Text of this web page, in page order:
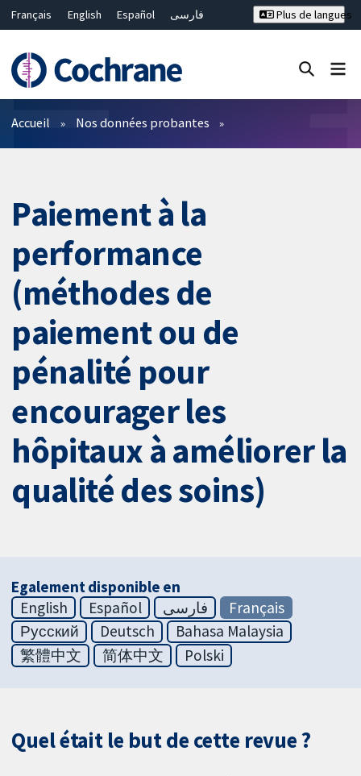
Français English Español
فارسی
Bahasa Malaysia
ไทย
繁體中文
简体中文
Plus de langues
Filtres
Accueil Nos données probantes
Paiement à la
performance
(méthodes de
paiement ou de
pénalité pour
encourager les
hôpitaux à améliorer la
qualité des soins)
Egalement disponible en
English
Español فارسی
Français
Русский
Deutsch
Bahasa Malaysia
繁體中文
简体中文 Polski
Quel était le but de cette revue ?